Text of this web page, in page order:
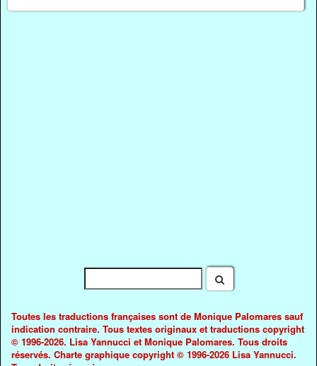
Toutes les traductions françaises sont de Monique Palomares sauf
indication contraire. Tous textes originaux et traductions copyright
© 1996-2026. Lisa Yannucci et Monique Palomares. Tous droits
réservés. Charte graphique copyright © 1996-2026 Lisa Yannucci.